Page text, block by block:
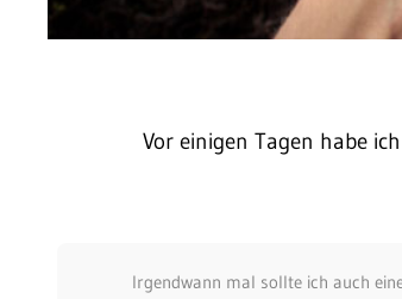
Vor einigen Tagen habe
Irgendwann mal sollte ich auch